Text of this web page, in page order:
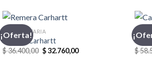
¡Oferta!
INDUMENTARIA
Remera Carhartt
$36.400,00 El
precio
$32.760,00El
$